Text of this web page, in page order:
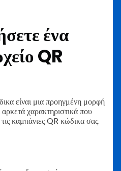
ένα
QR
είναι μια προηγμένη μορφή
χαρακτηριστικά που
καμπάνιες QR κώδικα σας.